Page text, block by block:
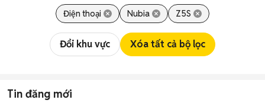
Điện thoại Nubia Z5S
Đổi khu vực Xóa tất cả bộ lọc
Tin đăng mới